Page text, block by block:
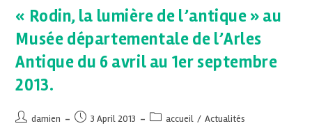
« Rodin, la lumière de l’antique » au
Musée départementale de l’Arles
Antique du 6 avril au 1er septembre
2013.
damien 3 April 2013 accueil / Actualités